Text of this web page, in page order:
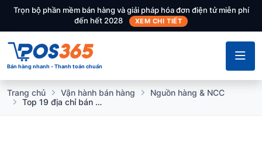
Trọn bộ phần mềm bán hàng và giải pháp hóa đơn điện tử miễn phí
đến hết 2028
XEM CHI TIẾT
Bán hàng nhanh - Thanh toán chuẩn
Trang chủ Vận hành bán hàng
Nguồn hàng & NCC
Top 19 địa chỉ bán nguyên liệu làm đồ handmade giá cực hời